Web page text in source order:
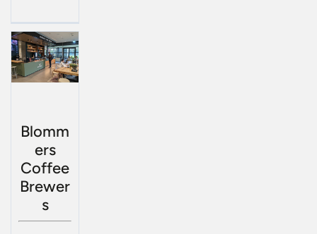
Blomm
ers
Coffee
Brewer
s